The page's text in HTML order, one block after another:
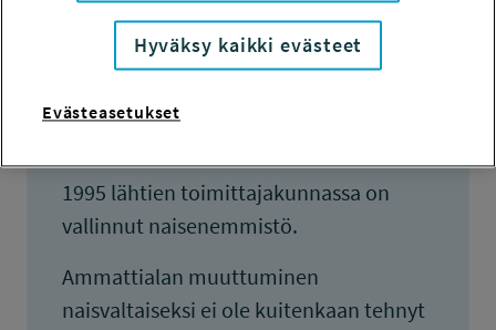
tapahtuneen muutoksen
vuosikymmenet. 1960-luvun alussa
miehiä, mutta tämän jälkeen ammatti
on naisistunut vähitellen. Vuodesta
1995 lähtien toimittajakunnassa on
vallinnut naisenemmistö.
Ammattialan muuttuminen
naisvaltaiseksi ei ole kuitenkaan tehnyt
Hyväksy kaikki evästeet
Evästeasetukset